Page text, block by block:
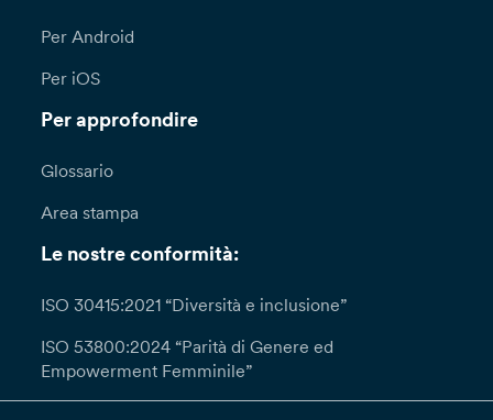
Per Android
Per iOS
Per approfondire
Glossario
Area stampa
Le nostre conformità:
ISO 30415:2021 “Diversità e inclusione”
ISO 53800:2024 “Parità di Genere ed
Empowerment Femminile”